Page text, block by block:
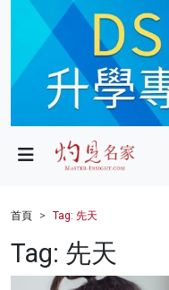
政局
財經
健康
首頁 Tag: 先天
Tag: 先天